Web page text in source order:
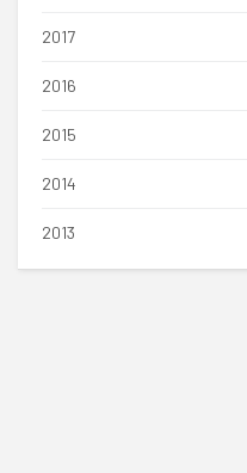
2017
2016
2015
2014
2013